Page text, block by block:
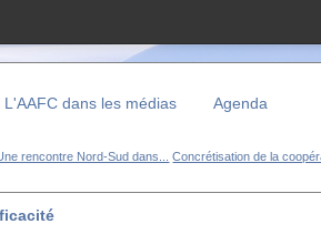
L'AAFC dans les médias Agenda
rencontre Nord-Sud dans... Concrétisation de la